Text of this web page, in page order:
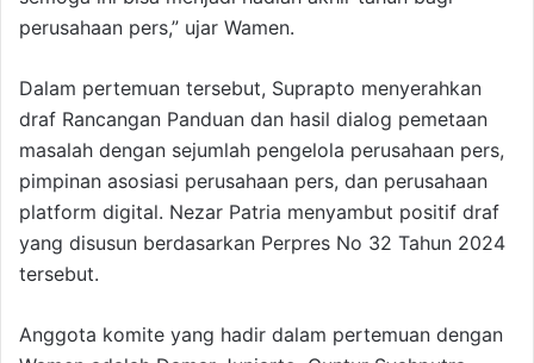
perusahaan pers,” ujar Wamen.
Dalam pertemuan tersebut, Suprapto menyerahkan
draf Rancangan Panduan dan hasil dialog pemetaan
masalah dengan sejumlah pengelola perusahaan pers,
pimpinan asosiasi perusahaan pers, dan perusahaan
platform digital. Nezar Patria menyambut positif draf
yang disusun berdasarkan Perpres No 32 Tahun 2024
tersebut.
Anggota komite yang hadir dalam pertemuan dengan